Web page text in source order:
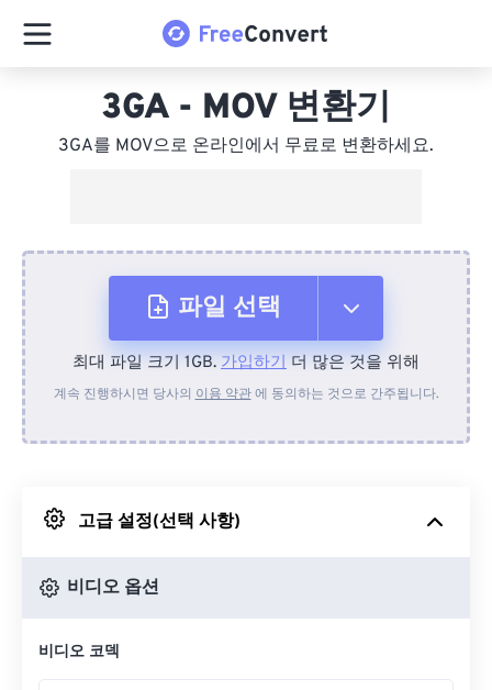
3GA - MOV 변환기
3GA를 MOV으로 온라인에서 무료로 변환하세요.
파일 선택
장치에서
Google 드라이브에서
최대 파일 크기 1GB. 가입하기 더 많은 것을 위해
계속 진행하시면 당사의 이용 약관에 동의하는 것으로 간주됩니다.
고급 설정(선택 사항)
비디오 옵션
비디오 코덱